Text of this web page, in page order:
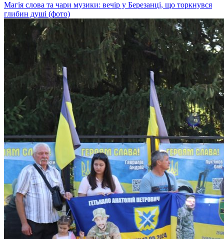
Магія слова та чари музики: вечір у Березанці, що торкнувся
глибин душі (фото)